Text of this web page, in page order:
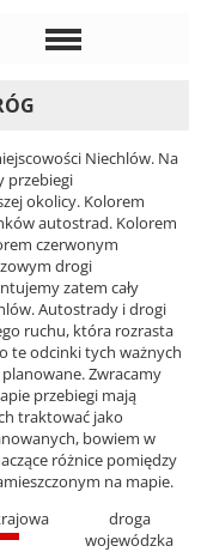
Niechlów. Na
przebiegi
okolicy. Kolorem
autostrad. Kolorem
czerwonym
drogi
zatem cały
Autostrady i drogi
ruchu, która rozrasta
te odcinki tych ważnych
Zwracamy
przebiegi mają
traktować jako
bowiem w
różnice pomiędzy
na mapie.
droga
wojewódzka